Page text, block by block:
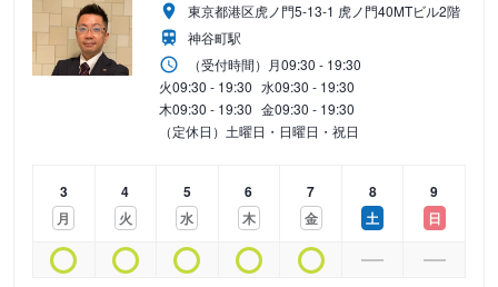
東京都港区虎ノ門5-13-1 虎ノ門40MTビル2階
神谷町駅
（受付時間） 月09:30 - 19:30
火09:30 - 19:30 水09:30 - 19:30
木09:30 - 19:30 金09:30 - 19:30
（定休日）土曜日・日曜日・祝日
3
月
4
火
5
水
6
木
7
金
8
土
9
日